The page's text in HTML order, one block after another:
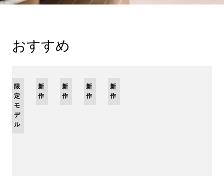
おすすめ
限
定
モ
デ
ル
新
作
新
作
新
作
新
作